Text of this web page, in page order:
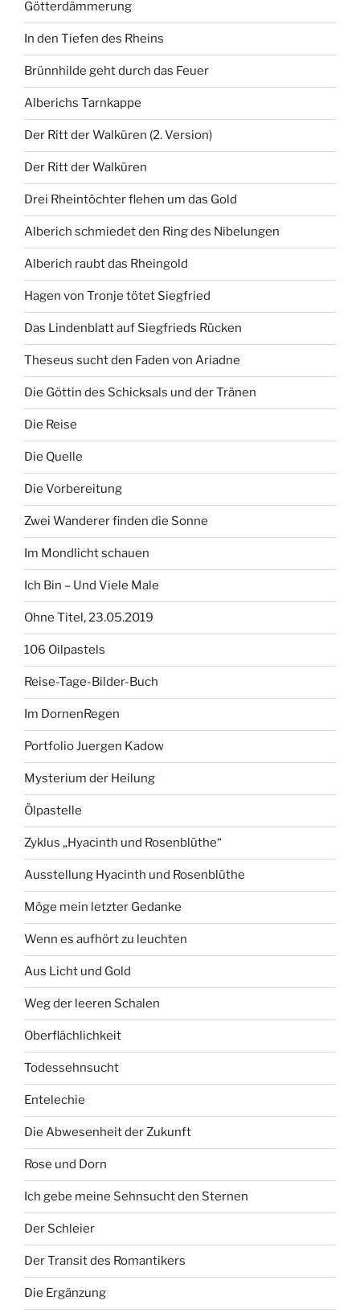
Götterdämmerung
In den Tiefen des Rheins
Brünnhilde geht durch das Feuer
Alberichs Tarnkappe
Der Ritt der Walküren (2. Version)
Der Ritt der Walküren
Drei Rheintöchter flehen um das Gold
Alberich schmiedet den Ring des Nibelungen
Alberich raubt das Rheingold
Hagen von Tronje tötet Siegfried
Das Lindenblatt auf Siegfrieds Rücken
Theseus sucht den Faden von Ariadne
Die Göttin des Schicksals und der Tränen
Die Reise
Die Quelle
Die Vorbereitung
Zwei Wanderer finden die Sonne
Im Mondlicht schauen
Ich Bin – Und Viele Male
Ohne Titel, 23.05.2019
106 Oilpastels
Reise-Tage-Bilder-Buch
Im DornenRegen
Portfolio Juergen Kadow
Mysterium der Heilung
Ölpastelle
Zyklus „Hyacinth und Rosenblüthe“
Ausstellung Hyacinth und Rosenblüthe
Möge mein letzter Gedanke
Wenn es aufhört zu leuchten
Aus Licht und Gold
Weg der leeren Schalen
Oberflächlichkeit
Todessehnsucht
Entelechie
Die Abwesenheit der Zukunft
Rose und Dorn
Ich gebe meine Sehnsucht den Sternen
Der Schleier
Der Transit des Romantikers
Die Ergänzung